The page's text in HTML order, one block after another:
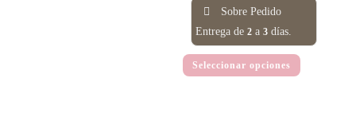
Sobre Pedido
Entrega de2 a3 días.
Seleccionar opciones